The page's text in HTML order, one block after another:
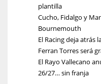
plantilla
Cucho, Fidalgo y
Bournemouth
El Racing deja atrás
Ferran Torres será
El Rayo Vallecano
26/27… sin franja